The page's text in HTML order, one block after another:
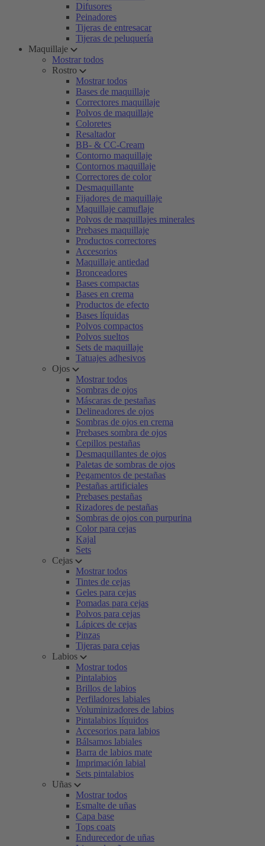
Difusores
Peinadores
Tijeras de entresacar
Tijeras de peluquería
Maquillaje
Mostrar todos
Rostro
Mostrar todos
Bases de maquillaje
Correctores maquillaje
Polvos de maquillaje
Coloretes
Resaltador
BB- & CC-Cream
Contorno maquillaje
Contornos maquillaje
Correctores de color
Desmaquillante
Fijadores de maquillaje
Maquillaje camuflaje
Polvos de maquillajes minerales
Prebases maquillaje
Productos correctores
Accesorios
Maquillaje antiedad
Bronceadores
Bases compactas
Bases en crema
Productos de efecto
Bases líquidas
Polvos compactos
Polvos sueltos
Sets de maquillaje
Tatuajes adhesivos
Ojos
Mostrar todos
Sombras de ojos
Máscaras de pestañas
Delineadores de ojos
Sombras de ojos en crema
Prebases sombra de ojos
Cepillos pestañas
Desmaquillantes de ojos
Paletas de sombras de ojos
Pegamentos de pestañas
Pestañas artificiales
Prebases pestañas
Rizadores de pestañas
Sombras de ojos con purpurina
Color para cejas
Kajal
Sets
Cejas
Mostrar todos
Tintes de cejas
Geles para cejas
Pomadas para cejas
Polvos para cejas
Lápices de cejas
Pinzas
Tijeras para cejas
Labios
Mostrar todos
Pintalabios
Brillos de labios
Perfiladores labiales
Voluminizadores de labios
Pintalabios líquidos
Accesorios para labios
Bálsamos labiales
Barra de labios mate
Imprimación labial
Sets pintalabios
Uñas
Mostrar todos
Esmalte de uñas
Capa base
Tops coats
Endurecedor de uñas